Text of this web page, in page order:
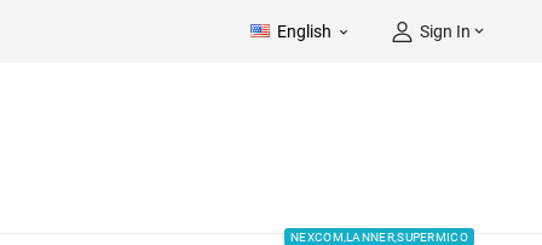
English  Sign In 
NEXCOM,LANNER,SUPERMICO